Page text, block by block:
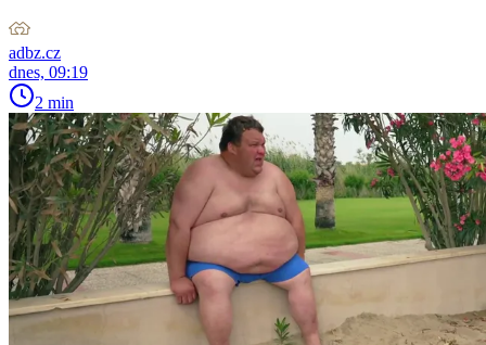
adbz.cz
dnes, 09:19
2 min